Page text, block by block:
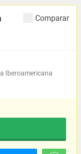
Comparar
Iberoamericana